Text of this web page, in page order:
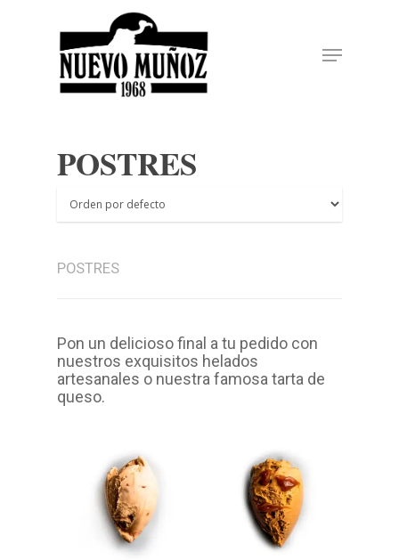
POSTRES
POSTRES
Pon un delicioso final a tu pedido con
nuestros exquisitos helados
artesanales o nuestra famosa tarta de
queso.
€ €